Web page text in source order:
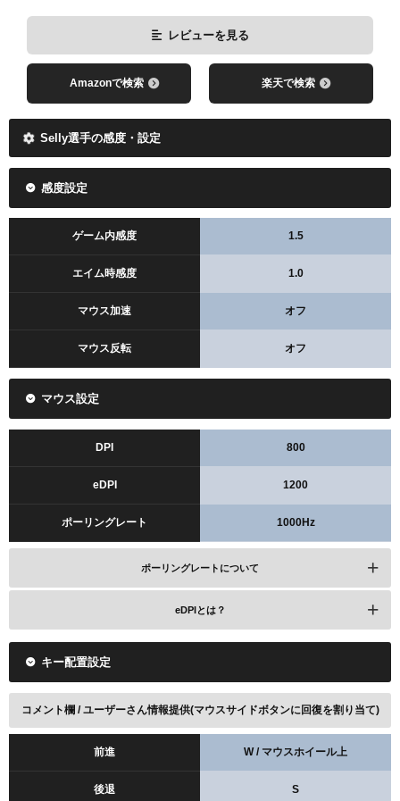
楽天で検索
Amazonで検索 楽天で検索
レビューを見る
Amazonで検索 楽天で検索
Selly選手の感度・設定
感度設定
ゲーム内感度 1.5
エイム時感度 1.0
マウス加速 オフ
マウス反転 オフ
マウス設定
DPI 800
eDPI 1200
ポーリングレート 1000Hz
ポーリングレートについて
eDPIとは？
キー配置設定
コメント欄 / ユーザーさん情報提供(マウスサイドボタンに回復を割り当て)
前進 W / マウスホイール上
後退 S